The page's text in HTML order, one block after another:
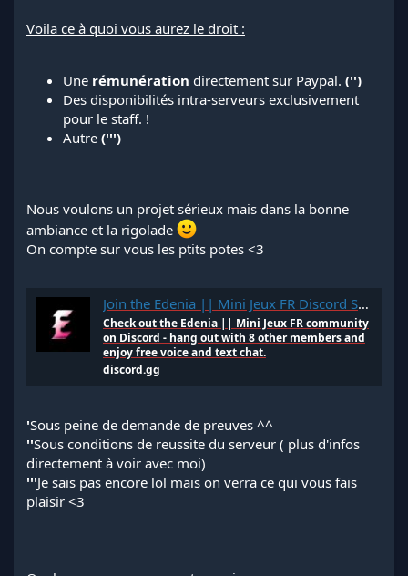
Voila ce à quoi vous aurez le droit :
Une rémunération directement sur Paypal. ('')
Des disponibilités intra-serveurs exclusivement
pour le staff. !
Autre (''')
Nous voulons un projet sérieux mais dans la bonne
ambiance et la rigolade
On compte sur vous les ptits potes <3
Join the Edenia || Mini Jeux FR Discord Server!
Check out the Edenia || Mini Jeux FR community
on Discord - hang out with 8 other members and
enjoy free voice and text chat.
discord.gg
'Sous peine de demande de preuves ^^
''Sous conditions de reussite du serveur ( plus d'infos
directement à voir avec moi)
'''Je sais pas encore lol mais on verra ce qui vous fais
plaisir <3